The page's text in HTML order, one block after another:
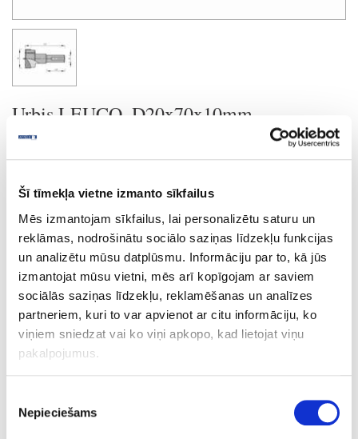
Šī tīmekļa vietne izmanto sīkfailus
Mēs izmantojam sīkfailus, lai personalizētu saturu un
reklāmas, nodrošinātu sociālo saziņas līdzekļu funkcijas
un analizētu mūsu datplūsmu. Informāciju par to, kā jūs
izmantojat mūsu vietni, mēs arī kopīgojam ar saviem
sociālās saziņas līdzekļu, reklamēšanas un analīzes
partneriem, kuri to var apvienot ar citu informāciju, ko
viņiem sniedzat vai ko viņi apkopo, kad lietojat viņu
pakalpojumus.
izvēle
Nepieciešams
Urbis LEUCO, D20x70x10mm
Nosūtīt saiti uz produktu
Drukāt
īpaša cena 24-L178979
Urbis LEUCO, D20x70x10mm
Gab.